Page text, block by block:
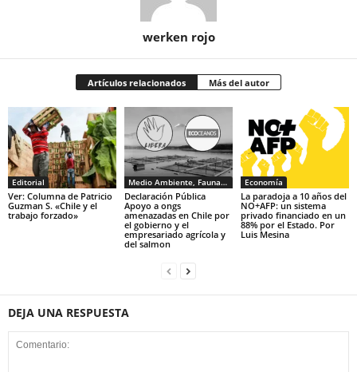
werken rojo
Artículos relacionados Más del autor
Editorial
Ver: Columna de Patricio
Guzman S. «Chile y el
trabajo forzado»
Medio Ambiente, Fauna y Sociedad
Declaración Pública
Apoyo a ongs
amenazadas en Chile por
el gobierno y el
empresariado agrícola y
del salmon
Economía
La paradoja a 10 años del
NO+AFP: un sistema
privado financiado en un
88% por el Estado. Por
Luis Mesina
DEJA UNA RESPUESTA